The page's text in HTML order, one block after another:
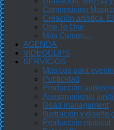
Composición
Creación artística.
One To One
Más Cursos…
AGENDA
VIDEOCLIPS
SERVICIOS
Músicos para
Publicidad
Producción
Asesoramiento
Road management
Ilustración y diseño
Producción musical